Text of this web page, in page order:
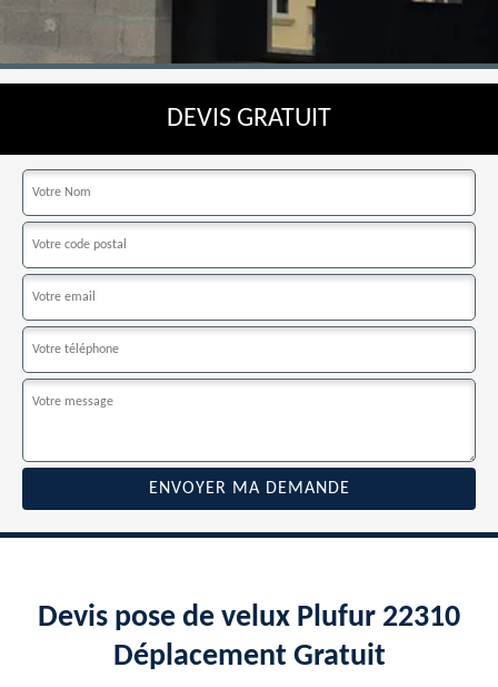
DEVIS GRATUIT
Devis pose de velux Plufur 22310
Déplacement Gratuit